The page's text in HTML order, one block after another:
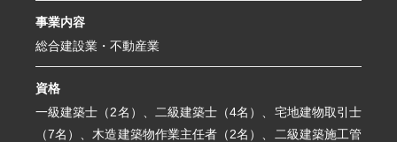
事業内容
総合建設業・不動産業
資格
一級建築士（2名）、二級建築士（4名）、宅地建物取引士
（7名）、木造建築物作業主任者（2名）、二級建築施工管